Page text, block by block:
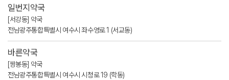
일번지약국
[서강동] 약국
전남광주통합특별시 여수시 좌수영로 1 (서교동)
바른약국
[쌍봉동] 약국
전남광주통합특별시 여수시 시청로 19 (학동)